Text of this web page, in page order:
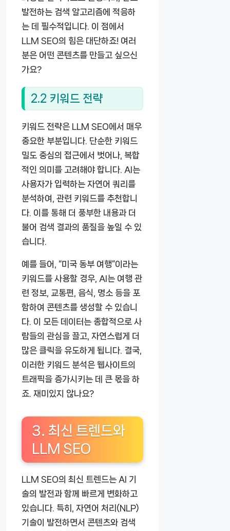
발전하는 검색 알고리즘에 적응하
는 데 필수적입니다. 이 점에서
LLM SEO의 힘은 대단하죠! 여러
분은 어떤 콘텐츠를 만들고 싶으신
가요?
2.2 키워드 전략
키워드 전략은 LLM SEO에서 매우
중요한 부분입니다. 단순한 키워드
밀도 중심의 접근에서 벗어나, 복합
적인 의미를 고려해야 합니다. AI는
사용자가 입력하는 자연어 쿼리를
분석하여, 관련 키워드를 추천합니
다. 이를 통해 더 풍부한 내용과 더
불어 검색 결과의 품질을 높일 수 있
습니다.
예를 들어, “미국 동부 여행”이라는
키워드를 사용할 경우, AI는 여행 관
련 정보, 교통편, 음식, 명소 등을 포
함하여 콘텐츠를 생성할 수 있습니
다. 이 모든 데이터는 종합적으로 사
람들의 관심을 끌고, 자연스럽게 더
많은 클릭을 유도하게 됩니다. 결국,
이러한 키워드 분석은 웹사이트의
트래픽을 증가시키는 데 큰 몫을 하
죠. 재미있지 않나요?
3. 최신 트렌드와
LLM SEO
LLM SEO의 최신 트렌드는 AI 기
술의 발전과 함께 빠르게 변화하고
있습니다. 특히, 자연어 처리(NLP)
기술이 발전하면서 콘텐츠와 검색